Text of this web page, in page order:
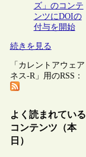
ズ」のコンテ
ンツにDOIの
付与を開始
続きを見る
「カレントアウェア
ネス-R」用のRSS：
よく読まれている
コンテンツ（本
日）